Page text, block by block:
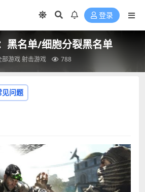
登录
黑名单/细胞分裂黑名单
部游戏 射击游戏 788
见问题